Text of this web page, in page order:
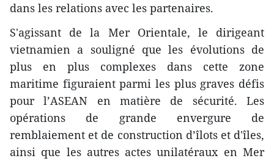
dans les relations avec les partenaires.
S'agissant de la Mer Orientale, le dirigeant
vietnamien a souligné que les évolutions de
plus en plus compl​exes dans cette zone
maritime figuraient parmi les plus graves défis
pour l’ASEAN en matière de sécurité. Les
opérations de grande envergure de
remblaiement et de construction d’îlots et d'îles,
ainsi que les autres actes unilatéraux en Mer